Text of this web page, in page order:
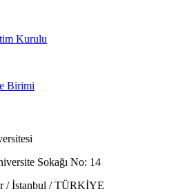
Kurulu
Birimi
Sokağı No: 14
/ İstanbul / TÜRKİYE